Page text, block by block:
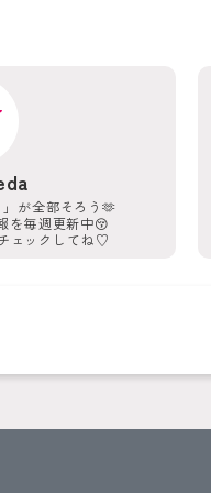
」が全部そろう🫶
を毎週更新中😚
ェックしてね♡